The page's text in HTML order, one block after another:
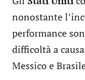
nonostante
performance
difficoltà a
Messico e